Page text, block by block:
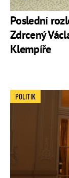
Poslední
Zdrcený
Klempíře
POLITIK